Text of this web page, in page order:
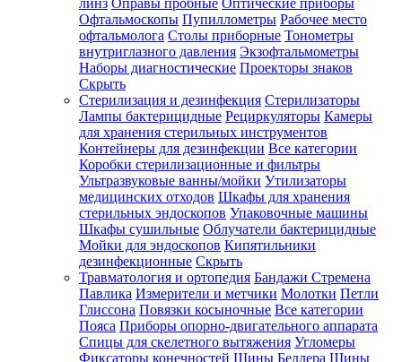
линз Оправы пробные Оптические приборы
Офтальмоскопы Пупиллометры Рабочее место
офтальмолога Столы приборные Тонометры
внутриглазного давления Экзофтальмометры
Наборы диагностические Проекторы знаков
Скрыть
Стерилизация и дезинфекция Стерилизаторы
Лампы бактерицидные Рециркуляторы Камеры
для хранения стерильных инструментов
Контейнеры для дезинфекции Все категории
Коробки стерилизационные и фильтры
Ультразвуковые ванны/мойки Утилизаторы
медицинских отходов Шкафы для хранения
стерильных эндоскопов Упаковочные машины
Шкафы сушильные Облучатели бактерицидные
Мойки для эндоскопов Кипятильники
дезинфекционные Скрыть
Травматология и ортопедия Бандажи Стремена
Павлика Измерители и метчики Молотки Петли
Глиссона Повязки косыночные Все категории
Пояса Приборы опорно-двигательного аппарата
Спицы для скелетного вытяжения Угломеры
Фиксаторы конечностей Шины Беллера Шины